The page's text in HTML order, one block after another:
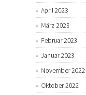
April 2023
März 2023
Februar 2023
Januar 2023
November 2022
Oktober 2022